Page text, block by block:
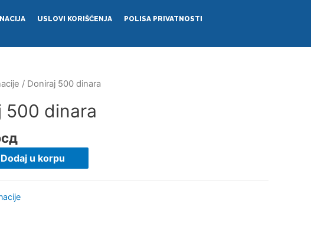
USLOVI KORIŠĆENJA POLISA PRIVATNOSTI
/ Doniraj 500 dinara
500 dinara
Dodaj u korpu